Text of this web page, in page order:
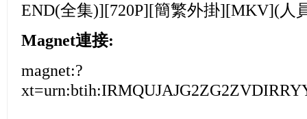
END(全集)][720P][簡繁外掛][MKV](人
Magnet連接:
magnet:?